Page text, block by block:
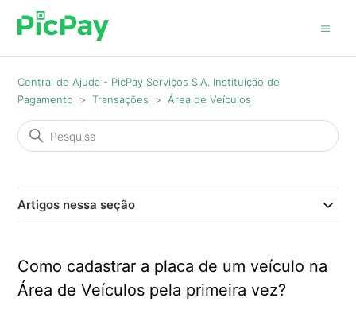
Central de Ajuda - PicPay Serviços S.A. Instituição de
Pagamento
Transações Área de Veículos
Artigos nessa seção
Como cadastrar a placa de um veículo na
Área de Veículos pela primeira vez?